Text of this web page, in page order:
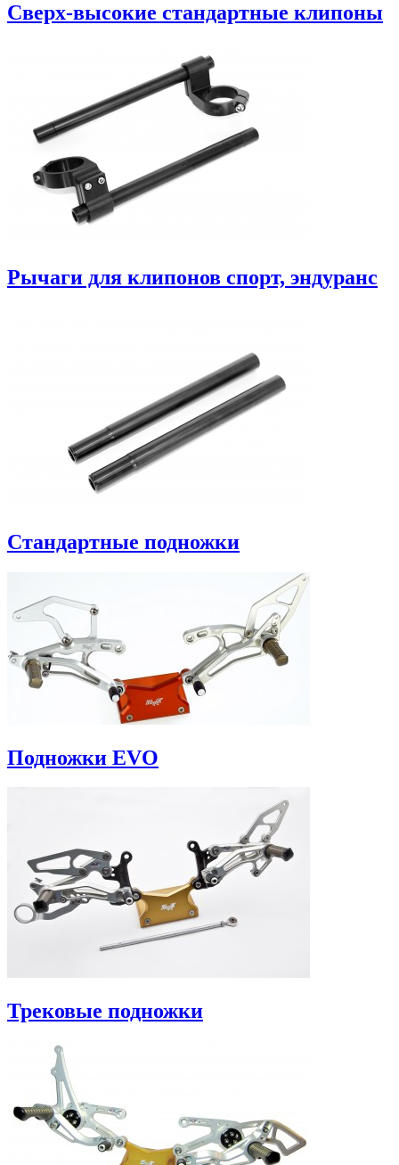
Сверх-высокие стандартные клипоны
Рычаги для клипонов спорт, эндуранс
Стандартные подножки
Подножки EVO
Трековые подножки